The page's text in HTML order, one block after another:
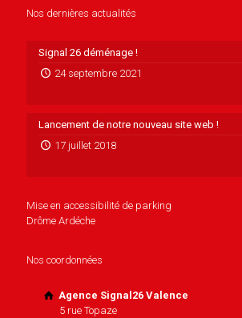
Nos dernières actualités
Signal 26 déménage !
24 septembre 2021
Lancement de notre nouveau site web !
17 juillet 2018
Mise en accessibilité de parking
Drôme Ardéche
Nos coordonnées
Agence Signal26 Valence
5 rue Topaze